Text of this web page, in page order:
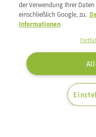
Folge uns auf:
Unser Know-how
Unser Serviceangebot
Unsere Marken
Allgemeine
©2026. All
der Verwendung Ihrer
einschließlich Google, zu.
Informationen